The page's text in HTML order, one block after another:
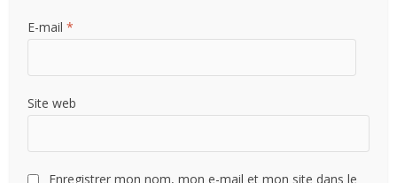
E-mail*
Site web
Enregistrer mon nom, mon e-mail et mon site dans le